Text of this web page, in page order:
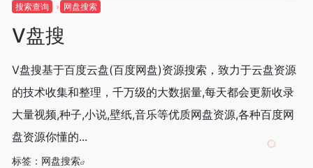
搜索查询 网盘搜索
V盘搜
V盘搜基于百度云盘(百度网盘)资源搜索，致力于云盘资源
的技术收集和整理，千万级的大数据量,每天都会更新收录
大量视频,种子,小说,壁纸,音乐等优质网盘资源,各种百度网
盘资源你懂的...
标签： 网盘搜索